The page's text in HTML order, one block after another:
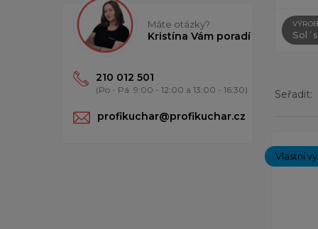
Máte otázky?
Kristína Vám poradí
210 012 501
(Po - Pá: 9:00 - 12:00 a 13:00 - 16:30)
profikuchar@profikuchar.cz
Sol´s
Seřadit:
Vlastní